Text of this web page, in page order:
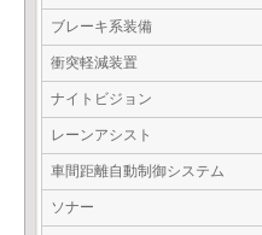
ブレーキ系装備
衝突軽減装置
ナイトビジョン
レーンアシスト
車間距離自動制御システム
ソナー